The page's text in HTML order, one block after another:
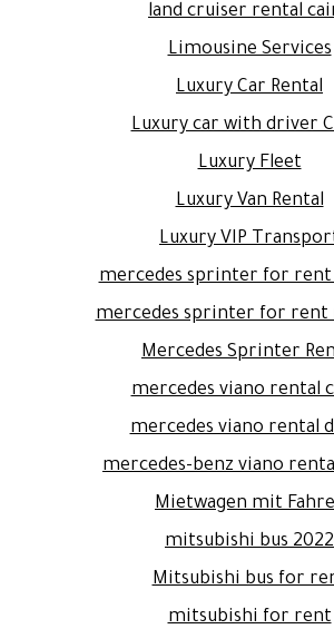
land cruiser rental
Limousine Services
Luxury Car Rental
Luxury car with driver
Luxury Fleet
Luxury Van Rental
Luxury VIP
mercedes sprinter for
mercedes sprinter for rent
Mercedes Sprinter
mercedes viano rental
mercedes viano rental
mercedes-benz viano
Mietwagen mit
mitsubishi bus 2022
Mitsubishi bus for
mitsubishi for rent